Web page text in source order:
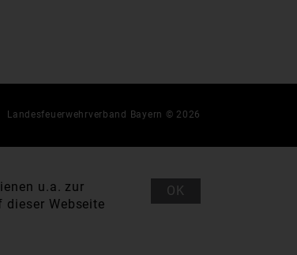
Landesfeuerwehrverband Bayern © 2026
u.a. zur
Webseite
OK